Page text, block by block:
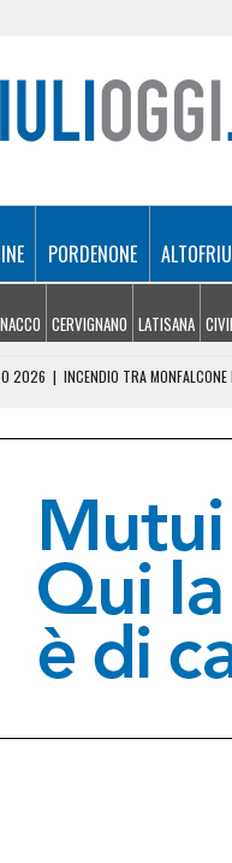
PORDENONE
CERVIGNANO LATISANA
2026 | INCENDIO TRA
ALLA DIGA DI SAURIS:
INTERVENTO IN MONTAGNA: